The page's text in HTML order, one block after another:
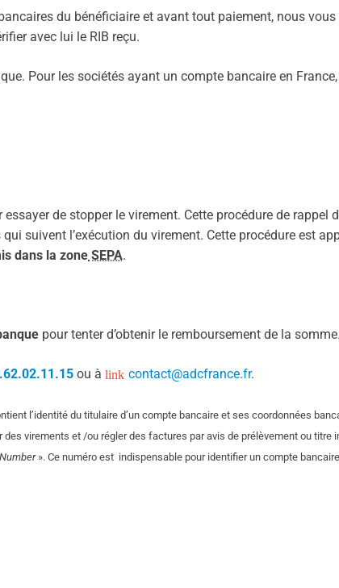
du bénéficiaire et avant tout paiement, nous vous
avec lui le RIB reçu.
Pour les sociétés ayant un compte bancaire en France,
de stopper le virement. Cette procédure de rappel
suivent l’exécution du virement. Cette procédure est
dans la zone SEPA.
pour tenter d’obtenir le remboursement de la somme.
ou à contact@adcfrance.fr.
l’identité du titulaire d’un compte bancaire et ses coordonnées
virements et /ou régler des factures par avis de prélèvement ou titre
». Ce numéro est indispensable pour identifier un compte